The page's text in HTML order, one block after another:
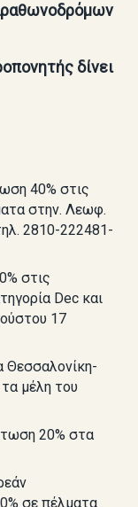
δίνει
40% στις
στην. Λεωφ.
2810-222481-
στις
Dec και
17
Θεσσαλονίκη-
μέλη του
20% στα
σε πέλματα